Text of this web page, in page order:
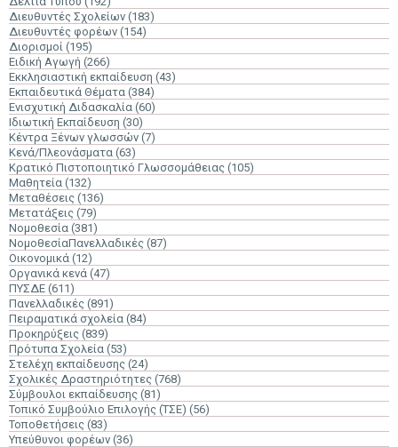
Διευθυντές Σχολείων (183)
Διευθυντές φορέων (154)
Διορισμοί (195)
Ειδική Αγωγή (266)
Εκκλησιαστική εκπαίδευση (43)
Εκπαιδευτικά Θέματα (384)
Ενισχυτική Διδασκαλία (60)
Ιδιωτική Εκπαίδευση (30)
Κέντρα Ξένων γλωσσών (7)
Κενά/Πλεονάσματα (63)
Κρατικό Πιστοποιητικό Γλωσσομάθειας (105)
Μαθητεία (132)
Μεταθέσεις (136)
Μετατάξεις (79)
Νομοθεσία (381)
ΝομοθεσίαΠανελλαδικές (87)
Οικονομικά (12)
Οργανικά κενά (47)
ΠΥΣΔΕ (611)
Πανελλαδικές (891)
Πειραματικά σχολεία (84)
Προκηρύξεις (839)
Πρότυπα Σχολεία (53)
Στελέχη εκπαίδευσης (24)
Σχολικές Δραστηριότητες (768)
Σύμβουλοι εκπαίδευσης (81)
Τοπικό Συμβούλιο Επιλογής (ΤΣΕ) (56)
Τοποθετήσεις (83)
Υπεύθυνοι φορέων (36)